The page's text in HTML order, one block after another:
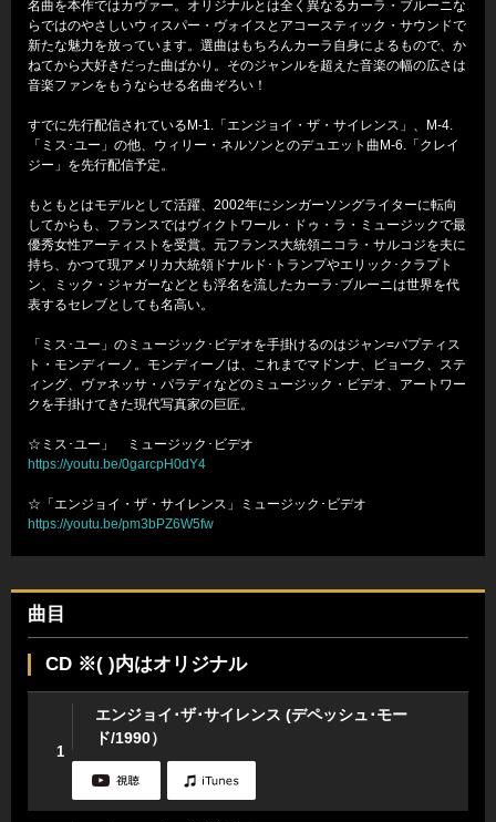
名曲を本作ではカヴァー。オリジナルとは全く異なるカーラ・ブルーニな
らではのやさしいウィスパー・ヴォイスとアコースティック・サウンドで
新たな魅力を放っています。選曲はもちろんカーラ自身によるもので、か
ねてから大好きだった曲ばかり。そのジャンルを超えた音楽の幅の広さは
音楽ファンをもうならせる名曲ぞろい！
すでに先行配信されているM-1.「エンジョイ・ザ・サイレンス」、M-4.
「ミス･ユー」の他、ウィリー・ネルソンとのデュエット曲M-6.「クレイ
ジー」を先行配信予定。
もともとはモデルとして活躍、2002年にシンガーソングライターに転向
してからも、フランスではヴィクトワール・ドゥ・ラ・ミュージックで最
優秀女性アーティストを受賞。元フランス大統領ニコラ・サルコジを夫に
持ち、かつて現アメリカ大統領ドナルド･トランプやエリック･クラプト
ン、ミック・ジャガーなどとも浮名を流したカーラ･ブルーニは世界を代
表するセレブとしても名高い。
「ミス･ユー」のミュージック･ビデオを手掛けるのはジャン=バプティス
ト・モンディーノ。モンディーノは、これまでマドンナ、ビョーク、ステ
ィング、ヴァネッサ・パラディなどのミュージック・ビデオ、アートワー
クを手掛けてきた現代写真家の巨匠。
☆ミス･ユー」 ミュージック･ビデオ
https://youtu.be/0garcpH0dY4
☆「エンジョイ・ザ・サイレンス」ミュージック･ビデオ
https://youtu.be/pm3bPZ6W5fw
曲目
CD ※( )内はオリジナル
1
エンジョイ･ザ･サイレンス (デペッシュ･モー
ド/1990）